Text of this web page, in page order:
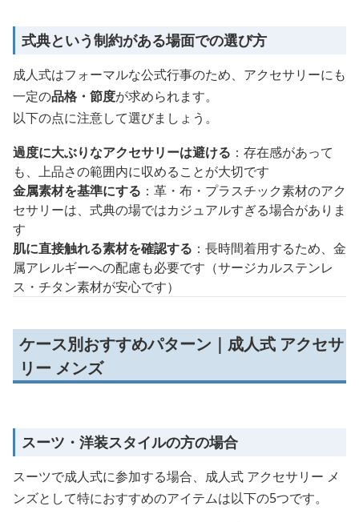
式典という制約がある場面での選び方
成人式はフォーマルな公式行事のため、アクセサリーにも
一定の品格・節度が求められます。
以下の点に注意して選びましょう。
過度に大ぶりなアクセサリーは避ける ：存在感があって
も、上品さの範囲内に収めることが大切です
金属素材を基準にする ：革・布・プラスチック素材のアク
セサリーは、式典の場ではカジュアルすぎる場合がありま
す
肌に直接触れる素材を確認する ：長時間着用するため、金
属アレルギーへの配慮も必要です（サージカルステンレ
ス・チタン素材が安心です）
ケース別おすすめパターン｜成人式 アクセサ
リー メンズ
スーツ・洋装スタイルの方の場合
スーツで成人式に参加する場合、成人式 アクセサリー メ
ンズとして特におすすめのアイテムは以下の5つです。